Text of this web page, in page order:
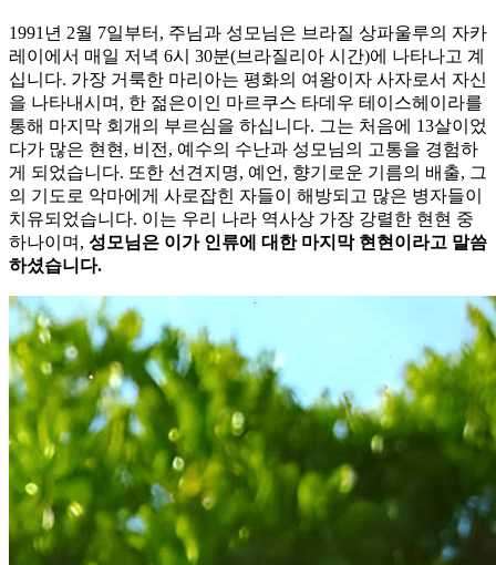
1991년 2월 7일부터, 주님과 성모님은 브라질 상파울루의 자카
레이에서 매일 저녁 6시 30분(브라질리아 시간)에 나타나고 계
십니다. 가장 거룩한 마리아는 평화의 여왕이자 사자로서 자신
을 나타내시며, 한 젊은이인 마르쿠스 타데우 테이스헤이라를
통해 마지막 회개의 부르심을 하십니다. 그는 처음에 13살이었
다가 많은 현현, 비전, 예수의 수난과 성모님의 고통을 경험하
게 되었습니다. 또한 선견지명, 예언, 향기로운 기름의 배출, 그
의 기도로 악마에게 사로잡힌 자들이 해방되고 많은 병자들이
치유되었습니다. 이는 우리 나라 역사상 가장 강렬한 현현 중
하나이며, 성모님은 이가 인류에 대한 마지막 현현이라고 말씀
하셨습니다.